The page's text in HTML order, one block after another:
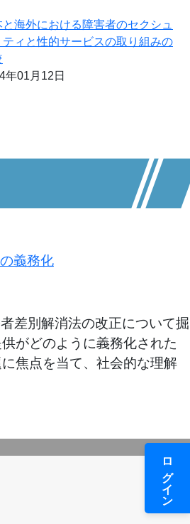
ログイン
と海外における障害者のセクシュ
ティと性的サービスの取り組みの
年01月12日
義務化
差別解消法の改正について掘
がどのように義務化された
焦点を当て、社会的な理解